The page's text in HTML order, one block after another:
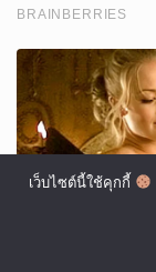
เว็บไซต์นี้ใช้คุกกี้